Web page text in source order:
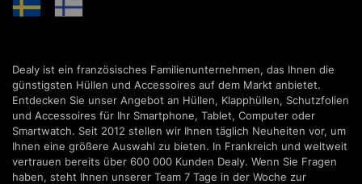
Dealy ist ein französisches Familienunternehmen, das Ihnen die
günstigsten Hüllen und Accessoires auf dem Markt anbietet.
Entdecken Sie unser Angebot an Hüllen, Klapphüllen, Schutzfolien
und Accessoires für Ihr Smartphone, Tablet, Computer oder
Smartwatch. Seit 2012 stellen wir Ihnen täglich Neuheiten vor, um
Ihnen eine größere Auswahl zu bieten. In Frankreich und weltweit
vertrauen bereits über 600 000 Kunden Dealy. Wenn Sie Fragen
haben, steht Ihnen unserer Team 7 Tage in der Woche zur